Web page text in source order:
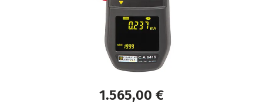
1.565,00 €